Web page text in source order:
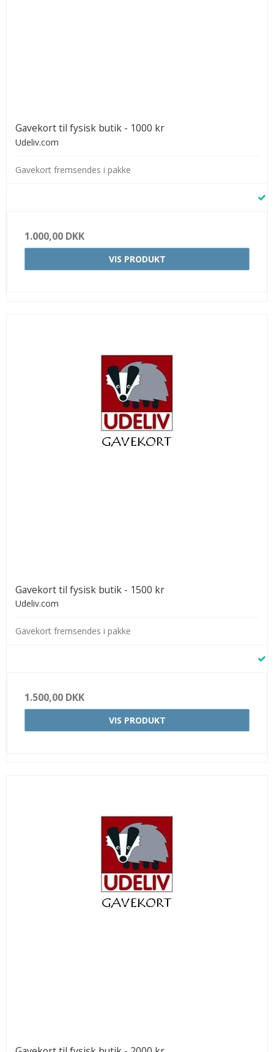
Gavekort til fysisk butik - 1000 kr
Udeliv.com
Gavekort fremsendes i pakke
1.000,00 DKK
VIS PRODUKT
Gavekort til fysisk butik - 1500 kr
Udeliv.com
Gavekort fremsendes i pakke
1.500,00 DKK
VIS PRODUKT